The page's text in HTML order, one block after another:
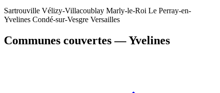
Sartrouville Vélizy-Villacoublay Marly-le-Roi Le Perray-en-
Yvelines Condé-sur-Vesgre Versailles
Communes couvertes — Yvelines